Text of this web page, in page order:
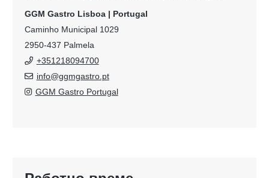
GGM Gastro Lisboa | Portugal
Caminho Municipal 1029
2950-437 Palmela
+351218094700
info@ggmgastro.pt
GGM Gastro Portugal